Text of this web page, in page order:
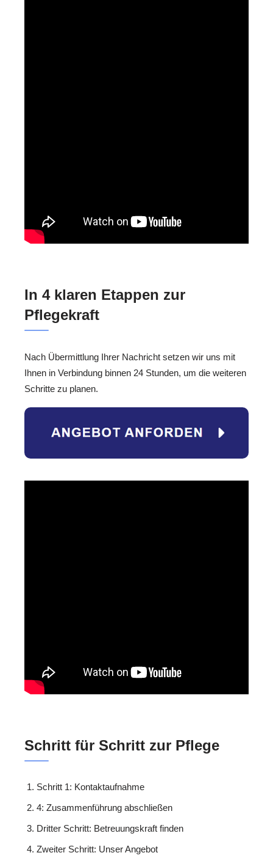
In 4 klaren Etappen zur
Pflegekraft
Nach Übermittlung Ihrer Nachricht setzen wir uns mit
Ihnen in Verbindung binnen 24 Stunden, um die weiteren
Schritte zu planen.
Schritt für Schritt zur Pflege
Schritt 1: Kontaktaufnahme
4: Zusammenführung abschließen
Dritter Schritt: Betreuungskraft finden
Zweiter Schritt: Unser Angebot